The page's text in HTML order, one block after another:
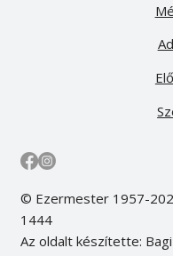
© Ezermester 1957-
1444
Az oldalt készítette: